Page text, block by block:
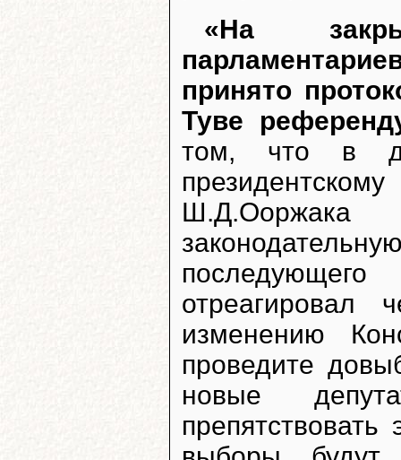
«На
принято
Туве
том, что в
отреагировал
изменению
проведите
новые